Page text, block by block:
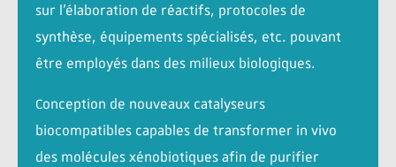
sur l’élaboration de réactifs, protocoles de
synthèse, équipements spécialisés, etc. pouvant
être employés dans des milieux biologiques.
Conception de nouveaux catalyseurs
biocompatibles capables de transformer in vivo
des molécules xénobiotiques afin de purifier